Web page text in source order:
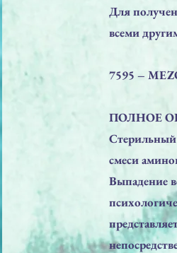
Для
всеми
7595 –
ПОЛНОЕ
Стерильный
смеси
Выпадение